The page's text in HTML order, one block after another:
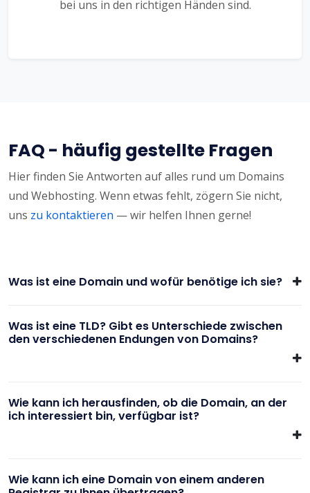
bei uns in den richtigen Händen sind.
FAQ - häufig gestellte Fragen
Hier finden Sie Antworten auf alles rund um Domains
und Webhosting. Wenn etwas fehlt, zögern Sie nicht,
uns zu kontaktieren — wir helfen Ihnen gerne!
Was ist eine Domain und wofür benötige ich sie?
Was ist eine TLD? Gibt es Unterschiede zwischen
den verschiedenen Endungen von Domains?
Wie kann ich herausfinden, ob die Domain, an der
ich interessiert bin, verfügbar ist?
Wie kann ich eine Domain von einem anderen